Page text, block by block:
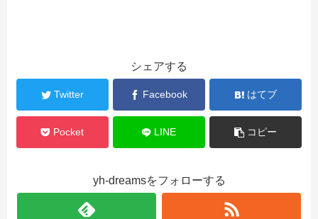
シェアする
Twitter Facebook はてブ
Pocket LINE コピー
yh-dreamsをフォローする